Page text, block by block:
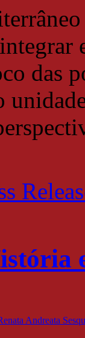
das
Andreata